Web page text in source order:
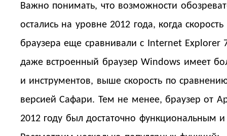
Важно понимать, что возможности
остались на уровне 2012 года, когда
браузера еще сравнивали с Internet Explorer
даже встроенный браузер Windows имеет
и инструментов, выше скорость по
версией Сафари. Тем не менее, браузер от
2012 году был достаточно функциональным